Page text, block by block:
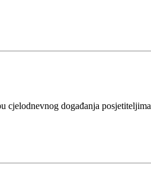
cjelodnevnog događanja